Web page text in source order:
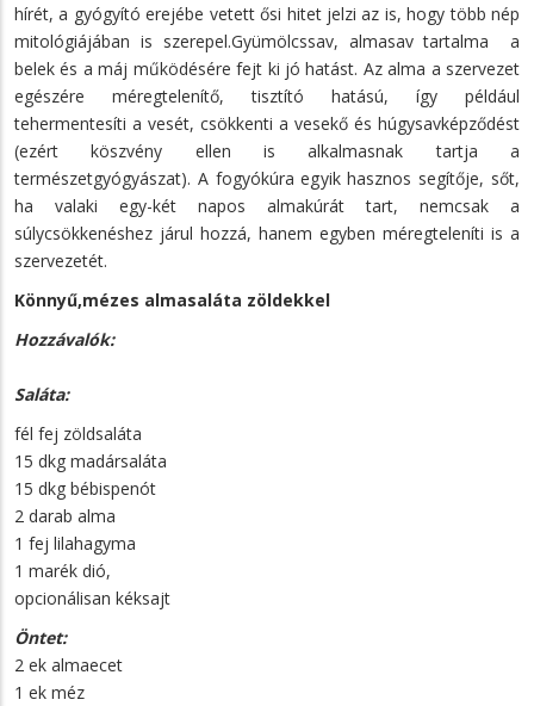
hírét, a gyógyító erejébe vetett ősi hitet jelzi az is, hogy több nép
mitológiájában is szerepel.Gyümölcssav, almasav tartalma a
belek és a máj működésére fejt ki jó hatást. Az alma a szervezet
egészére méregtelenítő, tisztító hatású, így például
tehermentesíti a vesét, csökkenti a vesekő és húgysavképződést
(ezért köszvény ellen is alkalmasnak tartja a
természetgyógyászat). A fogyókúra egyik hasznos segítője, sőt,
ha valaki egy-két napos almakúrát tart, nemcsak a
súlycsökkenéshez járul hozzá, hanem egyben méregteleníti is a
szervezetét.
Könnyű,mézes almasaláta zöldekkel
Hozzávalók:
Saláta:
fél fej zöldsaláta
15 dkg madársaláta
15 dkg bébispenót
2 darab alma
1 fej lilahagyma
1 marék dió,
opcionálisan kéksajt
Öntet:
2 ek almaecet
1 ek méz